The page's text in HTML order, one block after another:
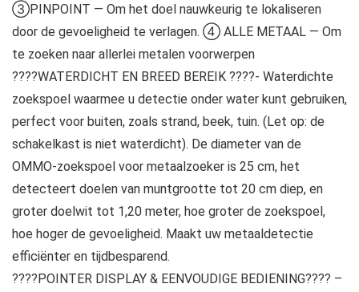
③PINPOINT — Om het doel nauwkeurig te lokaliseren
door de gevoeligheid te verlagen. ④ ALLE METAAL — Om
te zoeken naar allerlei metalen voorwerpen
????WATERDICHT EN BREED BEREIK ????- Waterdichte
zoekspoel waarmee u detectie onder water kunt gebruiken,
perfect voor buiten, zoals strand, beek, tuin. (Let op: de
schakelkast is niet waterdicht). De diameter van de
OMMO-zoekspoel voor metaalzoeker is 25 cm, het
detecteert doelen van muntgrootte tot 20 cm diep, en
groter doelwit tot 1,20 meter, hoe groter de zoekspoel,
hoe hoger de gevoeligheid. Maakt uw metaaldetectie
efficiënter en tijdbesparend.
????POINTER DISPLAY & EENVOUDIGE BEDIENING???? –